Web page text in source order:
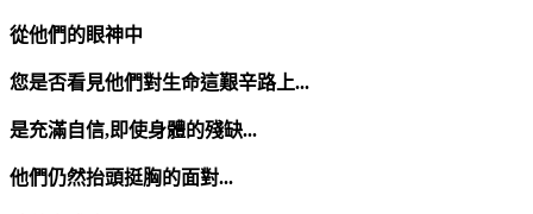
從他們的眼神中
您是否看見他們對生命這艱辛路上...
是充滿自信,即使身體的殘缺...
他們仍然抬頭挺胸的面對...